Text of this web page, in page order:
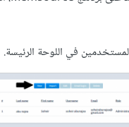
في اللوحة الرئيسة.